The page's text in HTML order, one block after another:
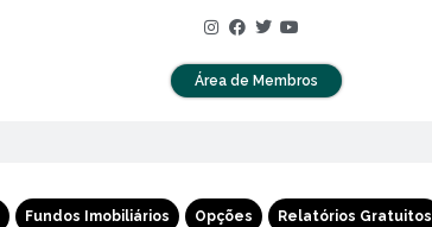
Área de Membros
Fundos Imobiliários Opções Relatórios Gratuitos